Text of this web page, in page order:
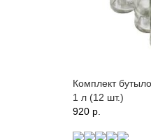
Комплект
1 л (12 шт.)
920 p.